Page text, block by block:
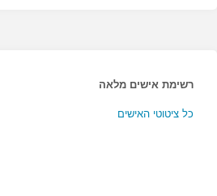
רשימת אישים מלאה
כל ציטוטי האישים